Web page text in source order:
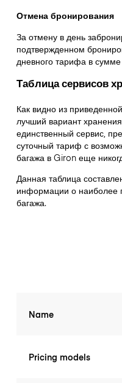
Отмена бронирования
За отмену в день
подтвержденном
дневного тарифа в
Таблица сервисов
Как видно из
лучший вариант
единственный сервис,
суточный тариф с
багажа в Gironеще
Данная таблица
информации о наиболее
багажа.
Name
Pricing models